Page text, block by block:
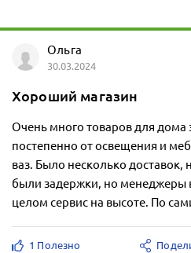
Ольга
30.03.2024
Хороший магазин
Очень много товаров для дома
постепенно от освещения и
ваз. Было несколько
были задержки, но менеджеры
целом сервис на высоте. По
1 Полезно